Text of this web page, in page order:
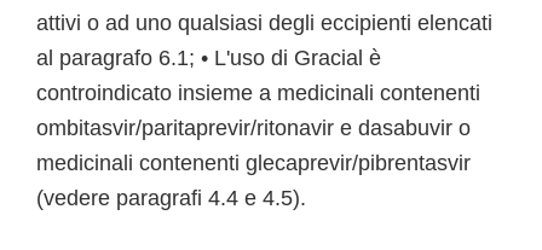
attivi o ad uno qualsiasi degli eccipienti elencati
al paragrafo 6.1; • L'uso di Gracial è
controindicato insieme a medicinali contenenti
ombitasvir/paritaprevir/ritonavir e dasabuvir o
medicinali contenenti glecaprevir/pibrentasvir
(vedere paragrafi 4.4 e 4.5).